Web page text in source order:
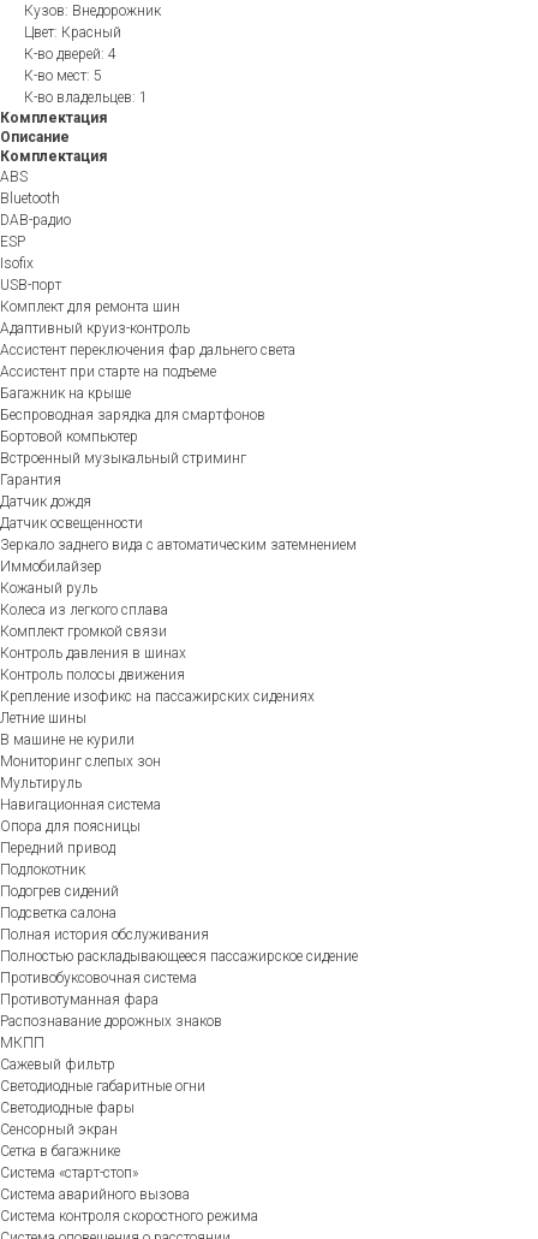
Кузов: Внедорожник
Цвет: Красный
К-во дверей: 4
К-во мест: 5
К-во владельцев: 1
Комплектация
Описание
Комплектация
ABS
Bluetooth
DAB-радио
ESP
Isofix
USB-порт
Комплект для ремонта шин
Адаптивный круиз-контроль
Ассистент переключения фар дальнего света
Ассистент при старте на подъеме
Багажник на крыше
Беспроводная зарядка для смартфонов
Бортовой компьютер
Встроенный музыкальный стриминг
Гарантия
Датчик дождя
Датчик освещенности
Зеркало заднего вида с автоматическим затемнением
Иммобилайзер
Кожаный руль
Колеса из легкого сплава
Комплект громкой связи
Контроль давления в шинах
Контроль полосы движения
Крепление изофикс на пассажирских сидениях
Летние шины
В машине не курили
Мониторинг слепых зон
Мультируль
Навигационная система
Опора для поясницы
Передний привод
Подлокотник
Подогрев сидений
Подсветка салона
Полная история обслуживания
Полностью раскладывающееся пассажирское сидение
Противобуксовочная система
Противотуманная фара
Распознавание дорожных знаков
МКПП
Сажевый фильтр
Светодиодные габаритные огни
Светодиодные фары
Сенсорный экран
Сетка в багажнике
Система «старт-стоп»
Система аварийного вызова
Система контроля скоростного режима